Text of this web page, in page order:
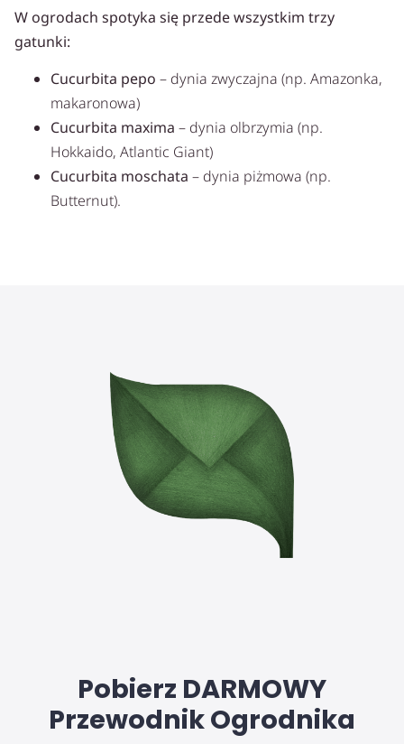
W ogrodach spotyka się przede wszystkim trzy
gatunki:
Cucurbita pepo – dynia zwyczajna (np. Amazonka,
makaronowa)
Cucurbita maxima – dynia olbrzymia (np.
Hokkaido, Atlantic Giant)
Cucurbita moschata – dynia piżmowa (np.
Butternut).
Pobierz DARMOWY
Przewodnik Ogrodnika